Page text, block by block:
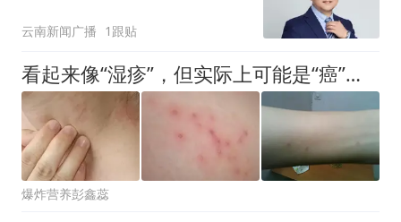
云南新闻广播 1跟贴
看起来像“湿疹”，但实际上可能是“癌”，你需要具体的判断
爆炸营养彭鑫蕊